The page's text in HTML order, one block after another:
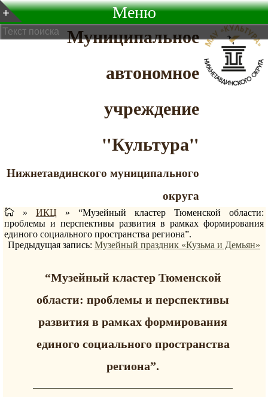
Муниципальное
автономное
учреждение
"Культура"
Нижнетавдинского муниципального
округа
Меню
» ИКЦ » “Музейный кластер Тюменской области:
проблемы и перспективы развития в рамках формирования
единого социального пространства региона”.
Предыдущая запись: Музейный праздник «Кузьма и Демьян»
“Музейный кластер Тюменской
области: проблемы и перспективы
развития в рамках формирования
единого социального пространства
региона”.